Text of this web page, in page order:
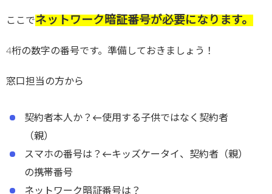
ここでネットワーク暗証番号が必要になります。
4桁の数字の番号です。準備しておきましょう！
窓口担当の方から
契約者本人か？←使用する子供ではなく契約者
（親）
スマホの番号は？←キッズケータイ、契約者（親）
の携帯番号
ネットワーク暗証番号は？